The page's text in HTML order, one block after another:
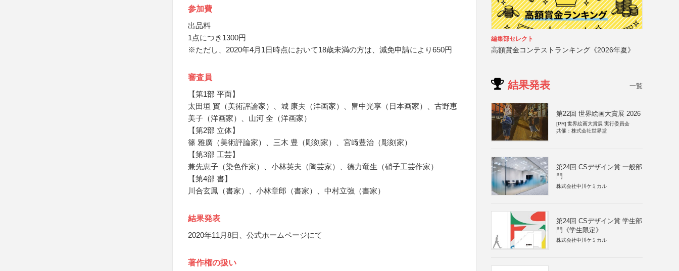
参加費
出品料
1点につき1300円
※ただし、2020年4月1日時点において18歳未満の方は、減免申請により650円
審査員
【第1部 平面】
太田垣 實（美術評論家）、城 康夫（洋画家）、畠中光享（日本画家）、古野恵
美子（洋画家）、山河 全（洋画家）
【第2部 立体】
篠 雅廣（美術評論家）、三木 豊（彫刻家）、宮﨑豊治（彫刻家）
【第3部 工芸】
兼先恵子（染色作家）、小林英夫（陶芸家）、德力竜生（硝子工芸作家）
【第4部 書】
川合玄鳳（書家）、小林章郎（書家）、中村立強（書家）
結果発表
2020年11月8日、公式ホームページにて
著作権の扱い
編集部セレクト
高額賞金コンテストランキング《2026年夏》
結果発表 一覧
第22回 世界絵画大賞展 2026
[PR] 世界絵画大賞展 実行委員会
共催：株式会社世界堂
第24回 CSデザイン賞 一般部
門
株式会社中川ケミカル
第24回 CSデザイン賞 学生部
門《学生限定》
株式会社中川ケミカル